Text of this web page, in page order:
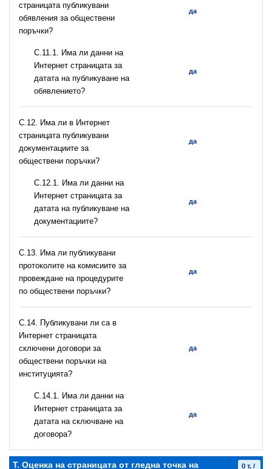
страницата публикувани
обявления за обществени
поръчки?
да
С.11.1. Има ли данни на
Интернет страницата за
датата на публикуване на
обявлението?
да
С.12. Има ли в Интернет
страницата публикувани
документациите за
обществени поръчки?
да
С.12.1. Има ли данни на
Интернет страницата за
датата на публикуване на
документациите?
да
С.13. Има ли публикувани
протоколите на комисиите за
провеждане на процедурите
по обществени поръчки?
да
С.14. Публикувани ли са в
Интернет страницата
сключени договори за
обществени поръчки на
институцията?
да
С.14.1. Има ли данни на
Интернет страницата за
датата на сключване на
договора?
да
T. Оценка на страницата от гледна точка на
0 т. /